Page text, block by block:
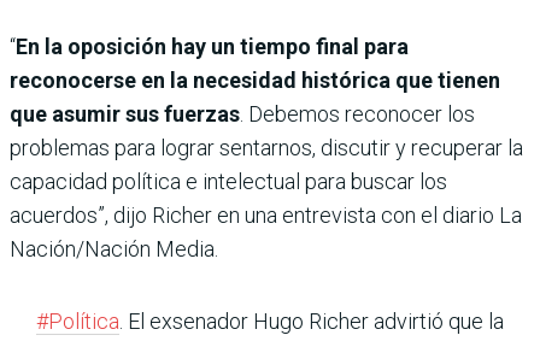
“En la oposición hay un tiempo final para
reconocerse en la necesidad histórica que tienen
que asumir sus fuerzas. Debemos reconocer los
problemas para lograr sentarnos, discutir y recuperar la
capacidad política e intelectual para buscar los
acuerdos”, dijo Richer en una entrevista con el diario La
Nación/Nación Media.
#Política. El exsenador Hugo Richer advirtió que la